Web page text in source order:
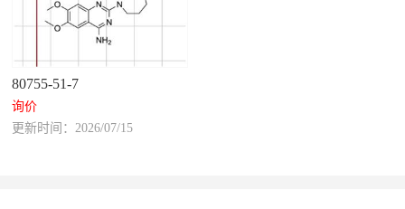
80755-51-7
询价
更新时间：2026/07/15